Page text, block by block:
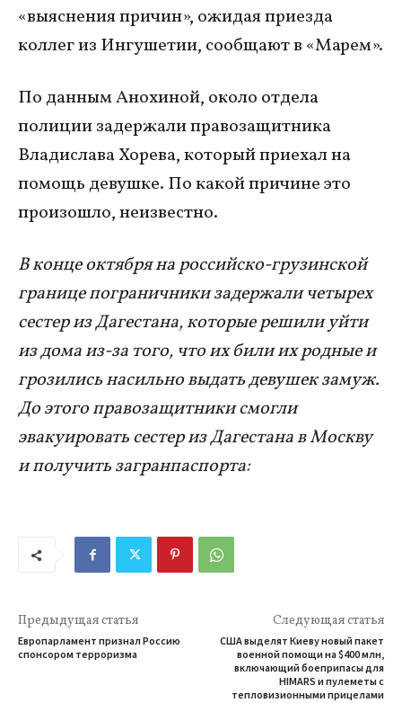
«выяснения причин», ожидая приезда
коллег из Ингушетии, сообщают в «Марем».
По данным Анохиной, около отдела
полиции задержали правозащитника
Владислава Хорева, который приехал на
помощь девушке. По какой причине это
произошло, неизвестно.
В конце октября на российско-грузинской
границе пограничники задержали четырех
сестер из Дагестана, которые решили уйти
из дома из-за того, что их били их родные и
грозились насильно выдать девушек замуж.
До этого правозащитники смогли
эвакуировать сестер из Дагестана в Москву
и получить загранпаспорта:
Предыдущая статья
Европарламент признал Россию
спонсором терроризма
Следующая статья
США выделят Киеву новый пакет
военной помощи на $400 млн,
включающий боеприпасы для
HIMARS и пулеметы с
тепловизионными прицелами